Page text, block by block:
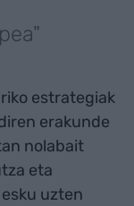
estrategiak
erakunde
nolabait
eta
uzten